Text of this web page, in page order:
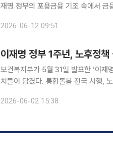
재명 정부의 포용금융 기조 속에서 금융기
본권 실현을 위한 정책토론회 및 금융
2026-06-12 09:51
이재명 정부 1주년, 노후정책
보건복지부가 5월 31일 발표한 ‘이재
치들이 담겼다. 통합돌봄 전국 시행,
돌봄과 의료를 이어가게 하고, 은퇴
2026-06-02 15:38